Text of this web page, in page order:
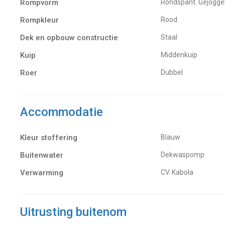
Rompvorm Rondspant.
Rompkleur Rood
Dek en opbouw constructie Staal
Kuip Middenkuip
Roer Dubbel
Accommodatie
Kleur stoffering Blauw
Buitenwater dekwaspomp
Verwarming CV. Kabola
Uitrusting buitenom